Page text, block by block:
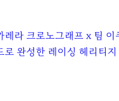
레라 크로노그래프 x 팀 이
로 완성한 레이싱 헤리티지